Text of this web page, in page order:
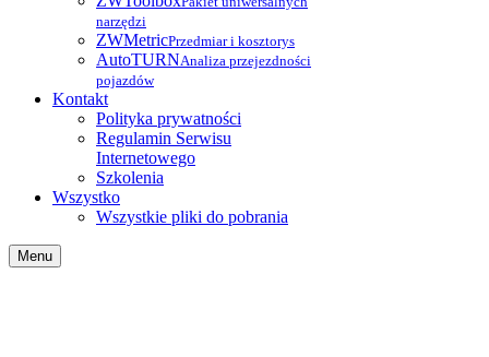
narzędzi
ZWMetricPrzedmiar i kosztorys
AutoTURNAnaliza przejezdności
pojazdów
Kontakt
Polityka prywatności
Regulamin Serwisu
Internetowego
Szkolenia
Wszystko
Wszystkie pliki do pobrania
Menu